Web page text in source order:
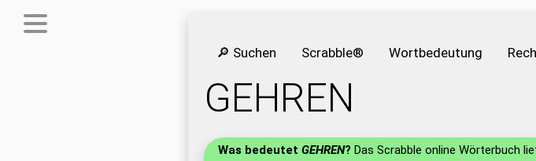
🔎 Suchen Scrabble® Wortbedeutung
GEHREN
Was bedeutet GEHREN? Das Scrabble online Wörterbuch